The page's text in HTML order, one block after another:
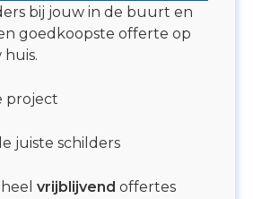
bij jouw in de buurt en
goedkoopste offerte op
project
juiste schilders
vrijblijvend offertes